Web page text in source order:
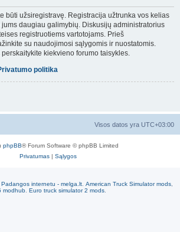
būti užsiregistravę. Registracija užtrunka vos kelias
daugiau galimybių. Diskusijų administratorius
registruotiems vartotojams. Prieš
su naudojimosi sąlygomis ir nuostatomis.
kiekvieno forumo taisykles.
politika
Visos datos yra UTC+03:00
phpBB® Forum Software © phpBB Limited
Privatumas| Sąlygos
Padangos internetu - melga.lt. American Truck Simulator mods,
modhub Euro truck simulator 2 mods